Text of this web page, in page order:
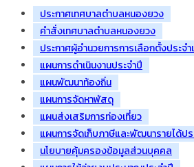
ประกาศเทศบาลตำบลหนองยวง
คำสั่งเทศบาลตำบลหนองยวง
ประกาศผู้อำนวยการการเลือกตั้งประจ
แผนการดำเนินงานประจำปี
แผนพัฒนาท้องถิ่น
แผนการจัดหาพัสดุ
แผนส่งเสริมการท่องเที่ยว
แผนการจัดเก็บภาษีและพัฒนารายได้ปร
นโยบายคุ้มครองข้อมูลส่วนบุคคล